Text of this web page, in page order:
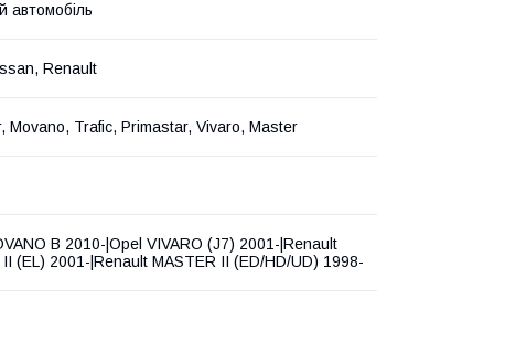
автомобіль
Renault
Movano, Trafic, Primastar, Vivaro, Master
B 2010-|Opel VIVARO (J7) 2001-|Renault
II (EL) 2001-|Renault MASTER II (ED/HD/UD) 1998-